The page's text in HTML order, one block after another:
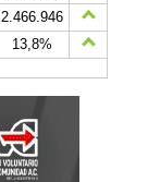
2.466.946
13,8%